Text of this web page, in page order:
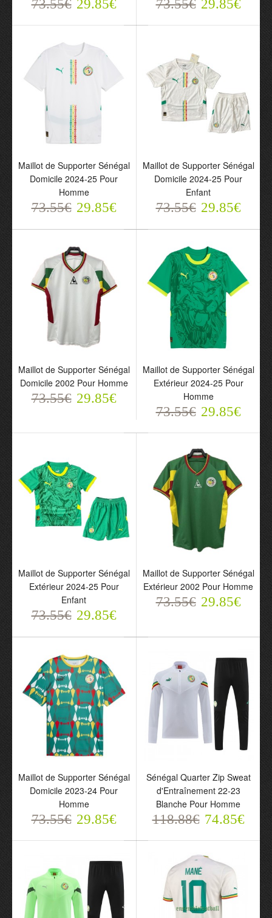
Maillot de Supporter
Sénégal Extérieur Coupe
du Monde 2026 Pour
73.55€ 29.85€
Maillot de Supporter
Sénégal Pre-Match 2024-
Maillot de Supporter
Sénégal Domicile 2024-
25 Pour Homme
73.55€
Maillot de Supporter
Sénégal Domicile 2024-
25 Pour Enfant
Maillot de Supporter
Sénégal Domicile 2002
73.55€ 29.85€
Maillot de Supporter
Sénégal Extérieur 2024-
73.55€ 29.85€
73.55€ 29.85€ 73.55€ 29.85€
Maillot de Supporter Sénégal
Domicile 2024-25 Pour
Homme
73.55€ 29.85€
Maillot de Supporter Sénégal
Domicile 2024-25 Pour
Enfant
73.55€ 29.85€
Maillot de Supporter Sénégal
Domicile 2002 Pour Homme
73.55€ 29.85€
Maillot de Supporter Sénégal
Extérieur 2024-25 Pour
Homme
73.55€ 29.85€
Maillot de Supporter Sénégal
Extérieur 2024-25 Pour
Enfant
73.55€ 29.85€
Maillot de Supporter Sénégal
Extérieur 2002 Pour Homme
73.55€ 29.85€
Maillot de Supporter Sénégal
Domicile 2023-24 Pour
Homme
73.55€ 29.85€
Sénégal Quarter Zip Sweat
d'Entraînement 22-23
Blanche Pour Homme
118.88€ 74.85€